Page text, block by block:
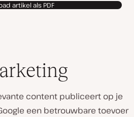
artikel als PDF
content publiceert op je
een betrouwbare toevoer